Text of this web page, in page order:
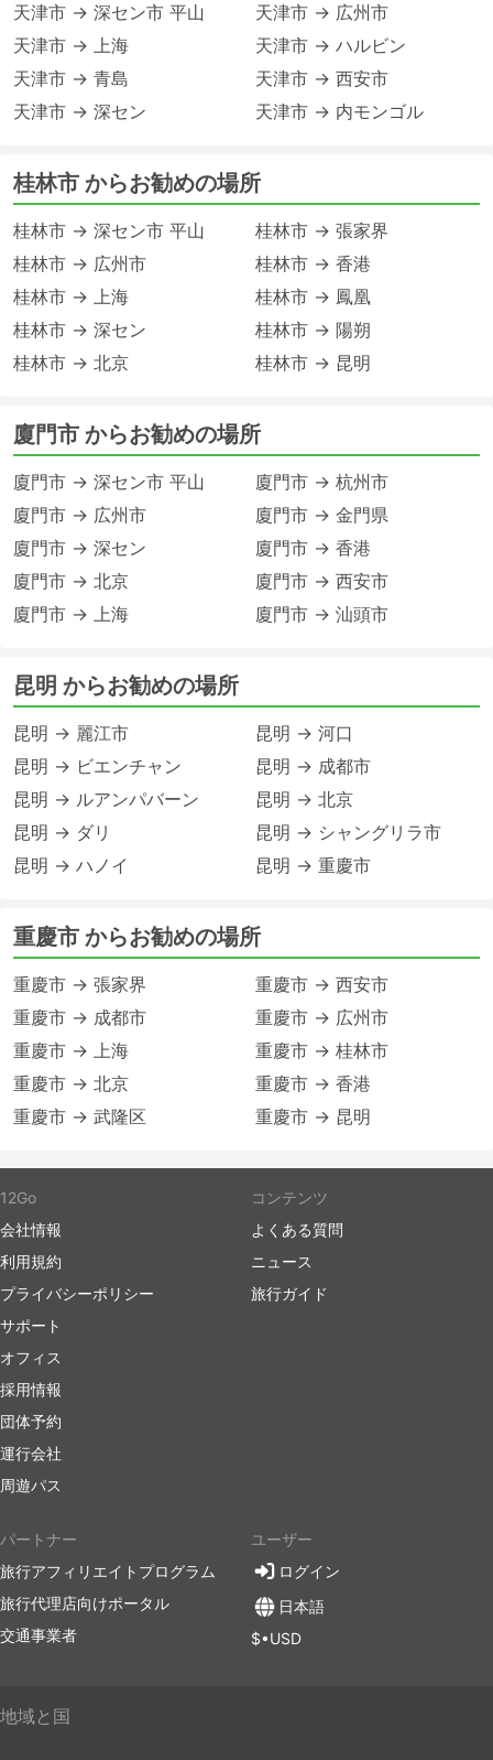
天津市 → 深セン市 平山
天津市 → 上海
天津市 → 青島
天津市 → 深セン
天津市 → 広州市
天津市 → ハルビン
天津市 → 西安市
天津市 → 内モンゴル
桂林市 からお勧めの場所
桂林市 → 深セン市 平山
桂林市 → 広州市
桂林市 → 上海
桂林市 → 深セン
桂林市 → 北京
桂林市 → 張家界
桂林市 → 香港
桂林市 → 鳳凰
桂林市 → 陽朔
桂林市 → 昆明
廈門市 からお勧めの場所
廈門市 → 深セン市 平山
廈門市 → 広州市
廈門市 → 深セン
廈門市 → 北京
廈門市 → 上海
廈門市 → 杭州市
廈門市 → 金門県
廈門市 → 香港
廈門市 → 西安市
廈門市 → 汕頭市
昆明 からお勧めの場所
昆明 → 麗江市
昆明 → ビエンチャン
昆明 → ルアンパバーン
昆明 → ダリ
昆明 → ハノイ
昆明 → 河口
昆明 → 成都市
昆明 → 北京
昆明 → シャングリラ市
昆明 → 重慶市
重慶市 からお勧めの場所
重慶市 → 張家界
重慶市 → 成都市
重慶市 → 上海
重慶市 → 北京
重慶市 → 武隆区
重慶市 → 西安市
重慶市 → 広州市
重慶市 → 桂林市
重慶市 → 香港
重慶市 → 昆明
12Go
会社情報
利用規約
プライバシーポリシー
サポート
オフィス
採用情報
団体予約
運行会社
周遊パス
コンテンツ
よくある質問
ニュース
旅行ガイド
パートナー
旅行アフィリエイトプログラム
旅行代理店向けポータル
交通事業者
ユーザー
ログイン
日本語
$•USD
地域と国